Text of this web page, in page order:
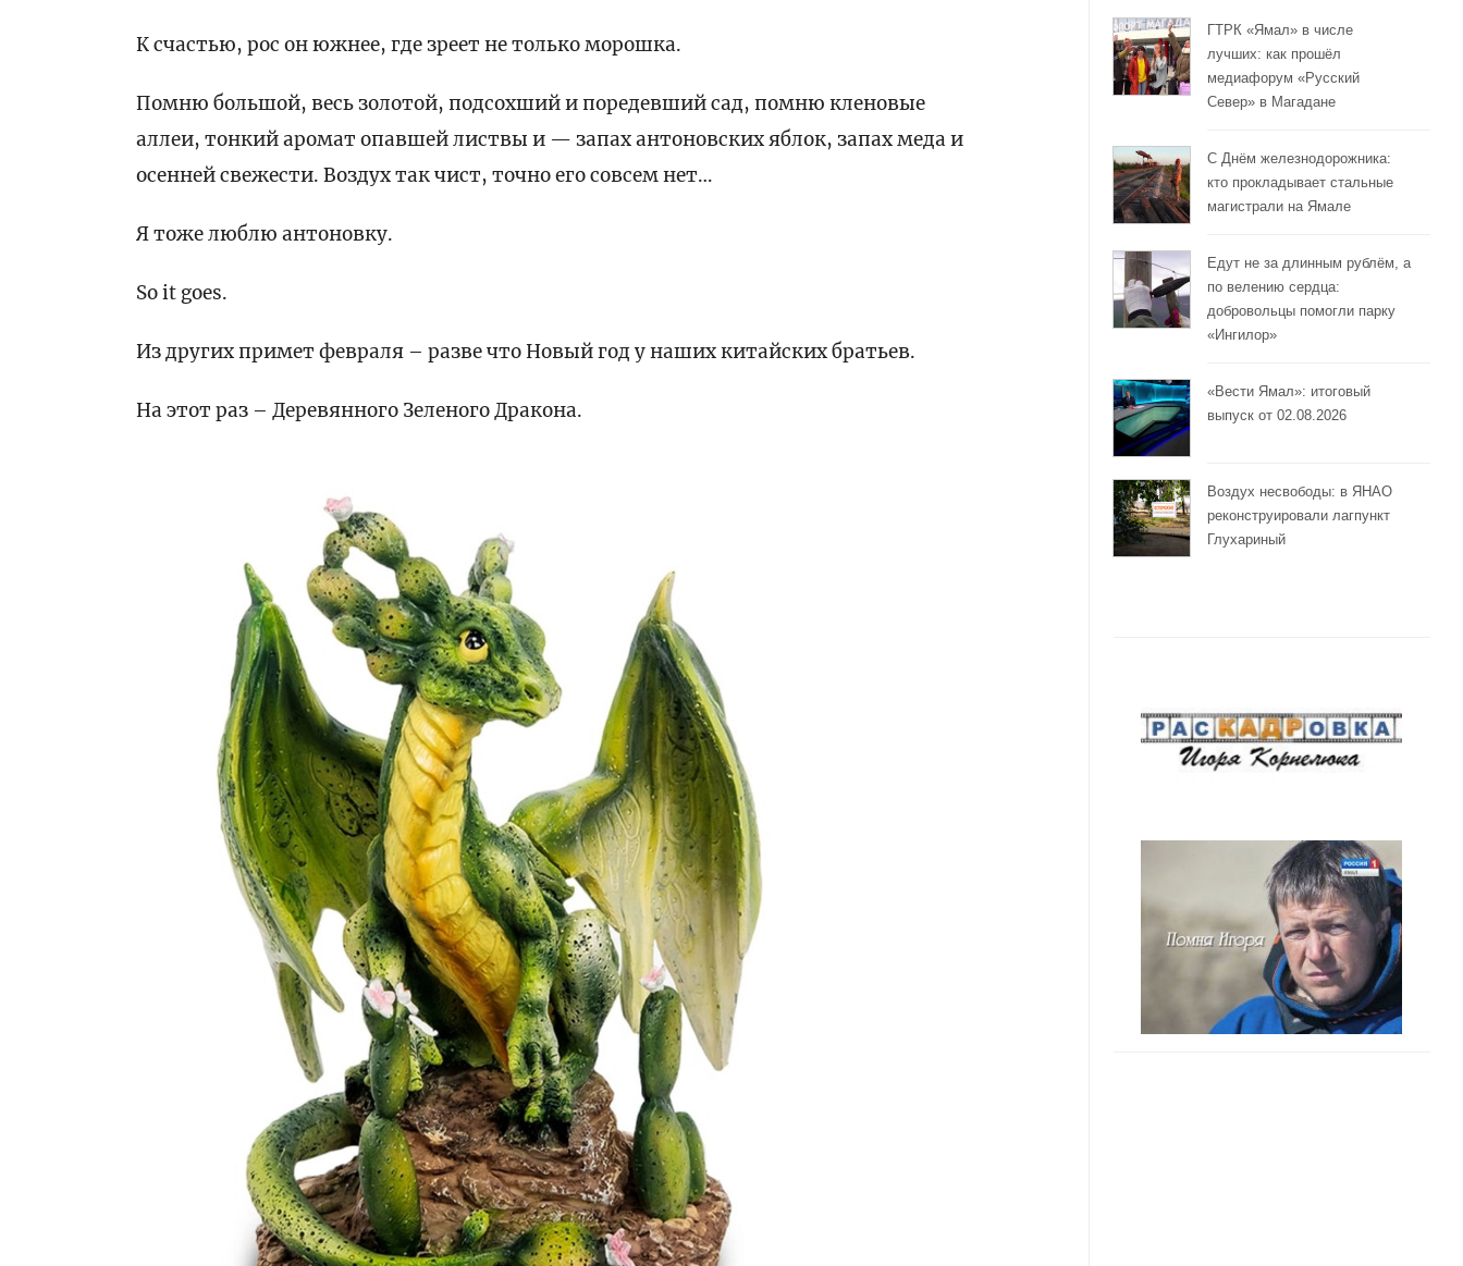
К счастью, рос он южнее, где зреет не только морошка.
Помню большой, весь золотой, подсохший и поредевший сад, помню кленовые
аллеи, тонкий аромат опавшей листвы и — запах антоновских яблок, запах меда и
осенней свежести. Воздух так чист, точно его совсем нет…
Я тоже люблю антоновку.
So it goes.
Из других примет февраля – разве что Новый год у наших китайских братьев.
На этот раз – Деревянного Зеленого Дракона.
ГТРК «Ямал» в числе
лучших: как прошёл
медиафорум «Русский
Север» в Магадане
С Днём железнодорожника:
кто прокладывает стальные
магистрали на Ямале
Едут не за длинным рублём, а
по велению сердца:
добровольцы помогли парку
«Ингилор»
«Вести Ямал»: итоговый
выпуск от 02.08.2026
Воздух несвободы: в ЯНАО
реконструировали лагпункт
Глухариный